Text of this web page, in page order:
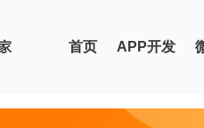
首页 APP开发